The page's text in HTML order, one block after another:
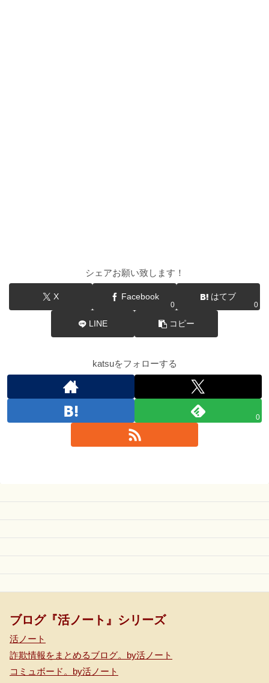
シェアお願い致します！
X Facebook
0
はてブ
0
LINE コピー
katsuをフォローする
0
ブログ『活ノート』シリーズ
活ノート
詐欺情報をまとめるブログ。by活ノート
コミュボード。by活ノート